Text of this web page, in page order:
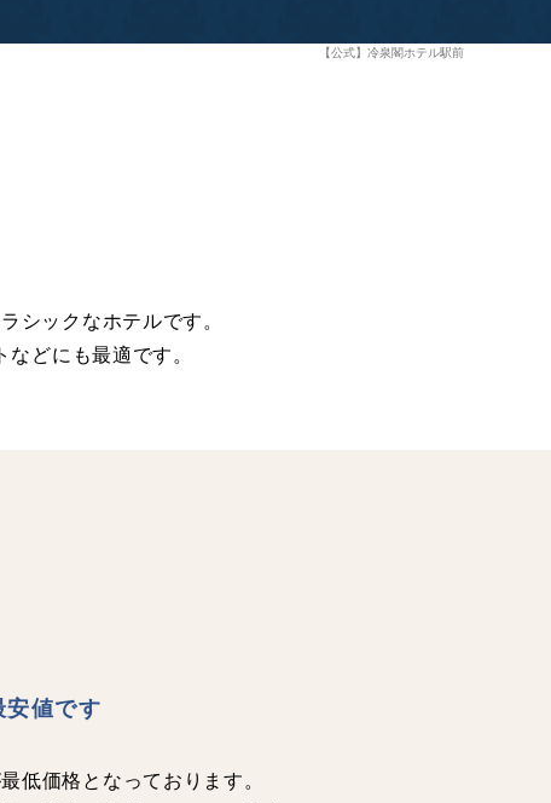
【公式】冷泉閣ホテル駅前
シックなホテルです。
どにも最適です。
安値です
低価格となっております。